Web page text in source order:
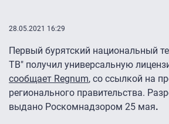
28.05.2021 16:29
Первый бурятский национальный
ТВ" получил универсальную
сообщает Regnum, со ссылкой на
регионального правительства.
выдано Роскомнадзором 25 мая.